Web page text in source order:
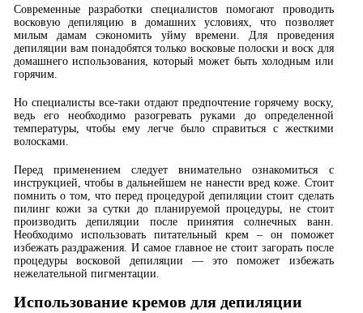
Современные разработки специалистов помогают проводить
восковую депиляцию в домашних условиях, что позволяет
милым дамам сэкономить уйму времени. Для проведения
депиляции вам понадобятся только восковые полоски и воск для
домашнего использования, который может быть холодным или
горячим.
Но специалисты все-таки отдают предпочтение горячему воску,
ведь его необходимо разогревать руками до определенной
температуры, чтобы ему легче было справиться с жесткими
волосками.
Перед применением следует внимательно ознакомиться с
инструкцией, чтобы в дальнейшем не нанести вред коже. Стоит
помнить о том, что перед процедурой депиляции стоит сделать
пилинг кожи за сутки до планируемой процедуры, не стоит
производить депиляции после принятия солнечных ванн.
Необходимо использовать питательный крем – он поможет
избежать раздражения. И самое главное не стоит загорать после
процедуры восковой депиляции — это поможет избежать
нежелательной пигментации.
Использование кремов для депиляции